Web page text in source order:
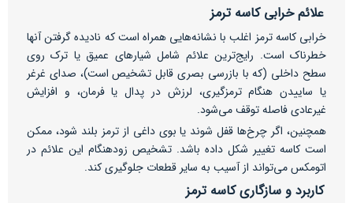
علائم خرابی کاسه ترمز
خرابی کاسه ترمز اغلب با نشانه‌هایی همراه است که نادیده گرفتن آنها
خطرناک است. رایج‌ترین علائم شامل شیارهای عمیق یا ترک روی
سطح داخلی (که با بازرسی بصری قابل تشخیص است)، صدای غرغر
یا ساییدن هنگام ترمزگیری، لرزش در پدال یا فرمان، و افزایش
غیرعادی فاصله توقف می‌شود.
همچنین، اگر چرخ‌ها قفل شوند یا بوی داغی از ترمز بلند شود، ممکن
است کاسه تغییر شکل داده باشد. تشخیص زودهنگام این علائم در
اتومکس می‌تواند از آسیب به سایر قطعات جلوگیری کند.
کاربرد و سازگاری کاسه ترمز